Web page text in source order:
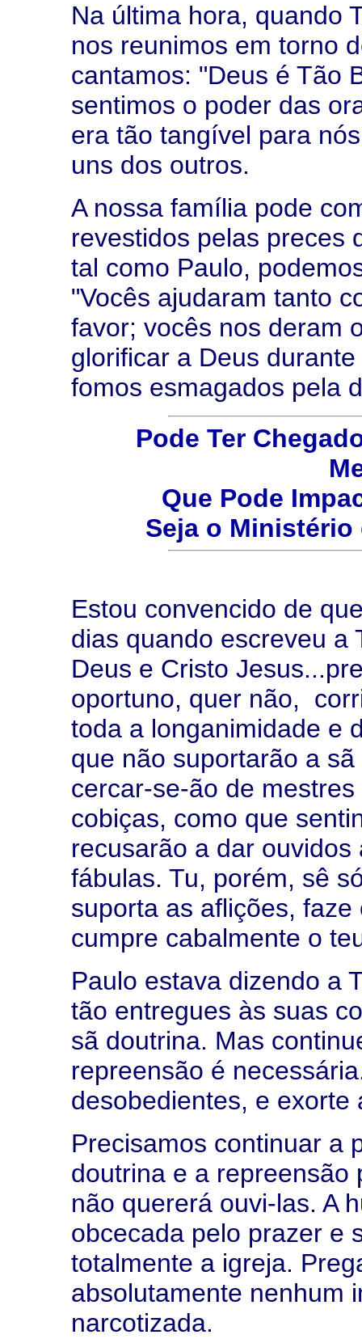
Na última hora, quando
nos reunimos em torno
cantamos: "Deus é Tão
sentimos o poder das
era tão tangível para
uns dos outros.
A nossa família pode
revestidos pelas preces
tal como Paulo,
"Vocês ajudaram tanto
favor; vocês nos deram
glorificar a Deus
fomos esmagados pela
Pode Ter
Que Pode
Seja o
Estou convencido de
dias quando escreveu a
Deus e Cristo
oportuno, quer não,
toda a longanimidade e
que não suportarão a
cercar-se-ão de
cobiças, como que
recusarão a dar
fábulas. Tu, porém, sê
suporta as aflições,
cumpre cabalmente o
Paulo estava dizendo a
tão entregues às suas
sã doutrina. Mas
repreensão é
desobedientes, e
Precisamos continuar a
doutrina e a repreensão
não quererá ouvi-las. A
obcecada pelo prazer e
totalmente a igreja.
absolutamente nenhum
narcotizada.